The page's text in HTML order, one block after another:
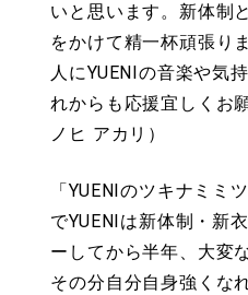
いと思います。新体制
をかけて精一杯頑張り
人にYUENIの音楽や気
れからも応援宜しくお
ノヒ アカリ）
「YUENIのツキナミミ
でYUENIは新体制・新
ーしてから半年、大変
その分自分自身強くな